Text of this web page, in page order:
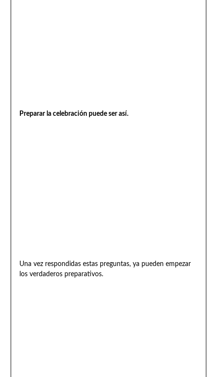
Preparar la celebración puede ser así.
Una vez respondidas estas preguntas, ya pueden empezar
los verdaderos preparativos.